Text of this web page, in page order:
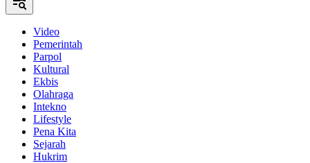
Video
Pemerintah
Parpol
Kultural
Ekbis
Olahraga
Intekno
Lifestyle
Pena Kita
Sejarah
Hukrim